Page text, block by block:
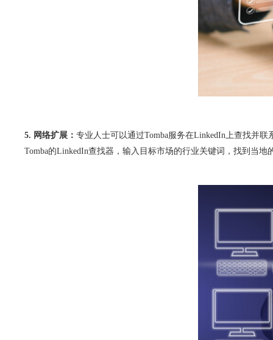
5. 网络扩展： 专业人士可以通过Tomba服务在LinkedIn上查找并
Tomba的LinkedIn查找器，输入目标市场的行业关键词，找到当